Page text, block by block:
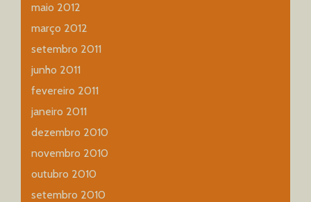
maio 2012
março 2012
setembro 2011
junho 2011
fevereiro 2011
janeiro 2011
dezembro 2010
novembro 2010
outubro 2010
setembro 2010